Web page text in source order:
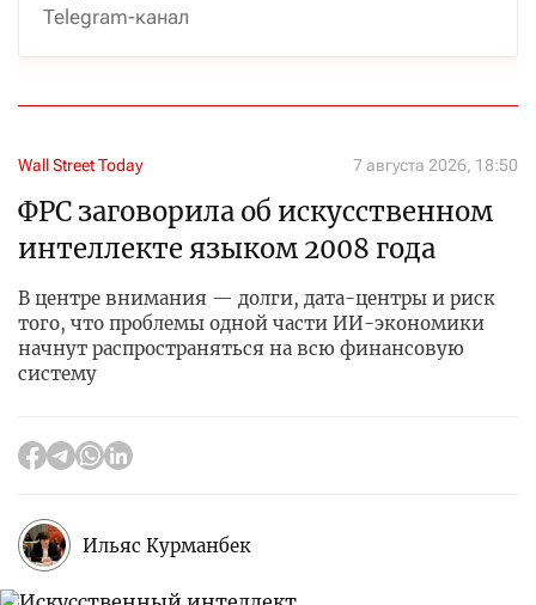
Telegram-канал
Wall Street Today 7 августа 2026, 18:50
ФРС заговорила об искусственном
интеллекте языком 2008 года
В центре внимания — долги, дата-центры и риск
того, что проблемы одной части ИИ-экономики
начнут распространяться на всю финансовую
систему
Ильяс Курманбек